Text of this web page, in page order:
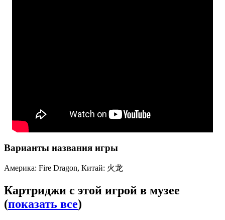
Варианты названия игры
Америка: Fire Dragon, Китай: 火龙
Картриджи с этой игрой в музее
(показать все)